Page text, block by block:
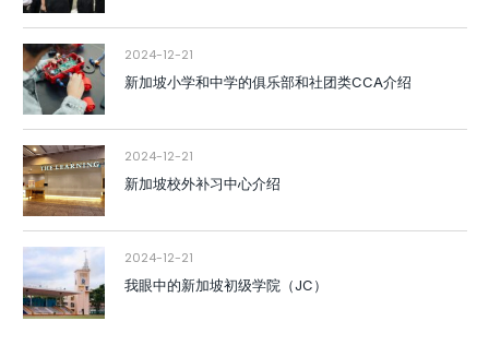
2024-12-21
新加坡小学和中学的俱乐部和社团类CCA介绍
2024-12-21
新加坡校外补习中心介绍
2024-12-21
我眼中的新加坡初级学院（JC）